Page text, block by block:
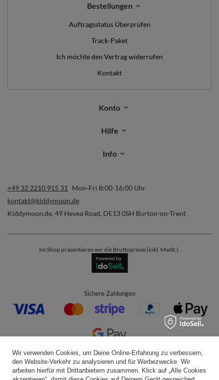
Bestellungen
Auftragsstatus Überprüfen
Track-Paket
Ich möchte den Vertrag widerrufen
Kontakt
Konto
Hilfe
Info
+49 32 2210 915 31
Mon-Fri 8:00-16:00 Uhr
kontakt@kiddymoon.de
Kiddymoon.de, 49 Hevea Road, DE13 0SH Burton-on-Trent
Im Shop präsentieren wir die Bruttopreise (inkl. MwSt.).
Sichere Zahlungen
Bequeme Lieferung
Wir verwenden Cookies, um Deine Online-Erfahrung zu verbessern,
den Website-Verkehr zu analysieren und für Werbezwecke. Wir
arbeiten hierfür mit Drittanbietern zusammen. Klick auf „Alle Cookies